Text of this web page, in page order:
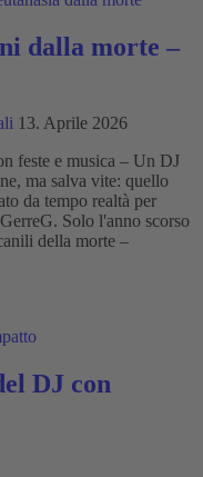
dalla morte –
13. Aprile 2026
feste e musica – Un DJ
ma salva vite: quello
da tempo realtà per
Solo l'anno scorso
della morte –
DJ con